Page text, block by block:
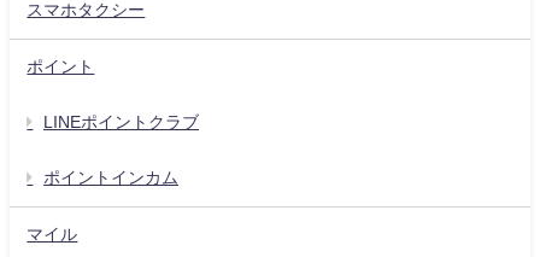
スマホタクシー
ポイント
LINEポイントクラブ
ポイントインカム
マイル